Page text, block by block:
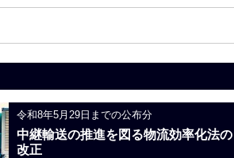
令和8年5月29日までの公布分
中継輸送の推進を図る物流効率化法の
改正